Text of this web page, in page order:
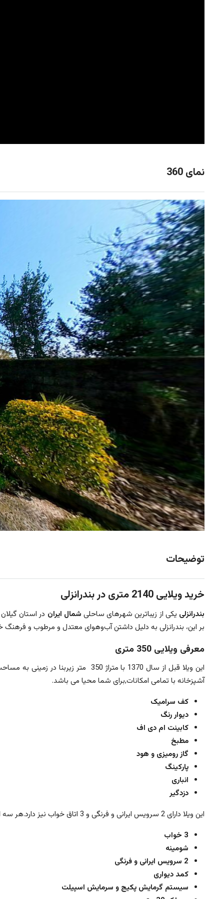
نمای 360
توضیحات
خرید ویلایی 2140 متری در بندرانزلی
بندرانزلی یکی از زیباترین شهرهای ساحلی شمال ایران در استان
بر این، بندرانزلی به دلیل داشتن آب‌وهوای معتدل و مرطوب و
معرفی ویلایی 350 متری
آشپزخانه با تمامی امکانات,برای شما محیا می باشد.
کف سرامیک
دیوار رنگ
کابینت ام دی اف
مطبخ
گاز رومیزی و هود
پارکینگ
انباری
دزدگیر
این ویلا دارای 2 سرویس ایرانی و فرنگی و 3 اتاق خواب نیز دارد.هر سه اتاق دارای کمد دیواری هستند و این واحد دارای سیستم گرمایشی پکیج و شومینه و سرمایش اسپیلت می باشد.
3 خواب
شومینه
2 سرویس ایرانی و فرنگی
کمد دیواری
سیستم گرمایش پکیج و سرمایش اسپیلت